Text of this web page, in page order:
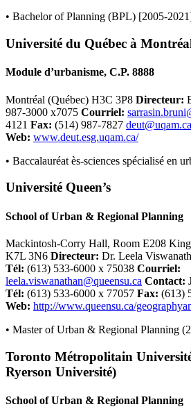
• Bachelor of Planning (BPL) [2005-
Université du Québec à
Module d’urbanisme, C.P. 8888
Montréal (Québec) H3C 3P8 Directeur:
987-3000 x7075 Courriel:
4121 Fax: (514) 987-7827 deut@uqam.ca
Web: www.deut.esg.uqam.ca/
• Baccalauréat ès-sciences spécialisé en
Université Queen’s
School of Urban & Regional Planning
Mackintosh-Corry Hall, Room E208
K7L 3N6 Directeur: Dr. Leela
Tél: (613) 533-6000 x 75038 Courriel:
leela.viswanathan@queensu.ca Contact:
Tél: (613) 533-6000 x 77057 Fax: (613)
Web: http://www.queensu.ca/
• Master of Urban & Regional Planning
Toronto Métropolitain
Ryerson Université)
School of Urban & Regional Planning